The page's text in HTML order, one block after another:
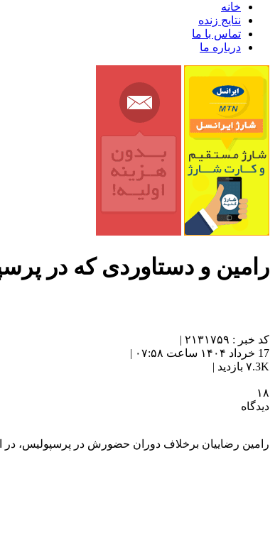
خانه
نتایج زنده
تماس با ما
درباره ما
رامین و دستاوردی که در
کد خبر : ۲۱۳۱۷۵۹ |
17 خرداد ۱۴۰۴ ساعت ۰۷:۵۸ |
۷.3K بازدید |
۱۸
دیدگاه
رامین رضاییان برخلاف دوران حضورش در پرسپولیس،